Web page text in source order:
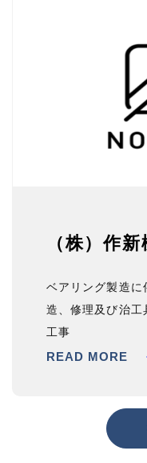
（株）作新
ベアリング製造に
造、修理及び治工
工事
READ MORE